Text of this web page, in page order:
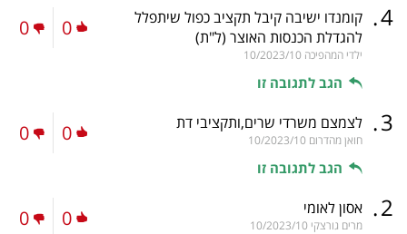
4
. קומנדו ישיבה קיבל תקציב כפול שיתפלל
להגדלת הכנסות האוצר (ל"ת)
ילדי המהפיכה 10/2023/10
הגב לתגובה זו
0
0
3
. לצמצם משרדי שרים,ותקציבי דת
חואן מהדרום 10/2023/10
הגב לתגובה זו
0
0
2
. אסון לאומי
מרים גורצקי 10/2023/10
0
0